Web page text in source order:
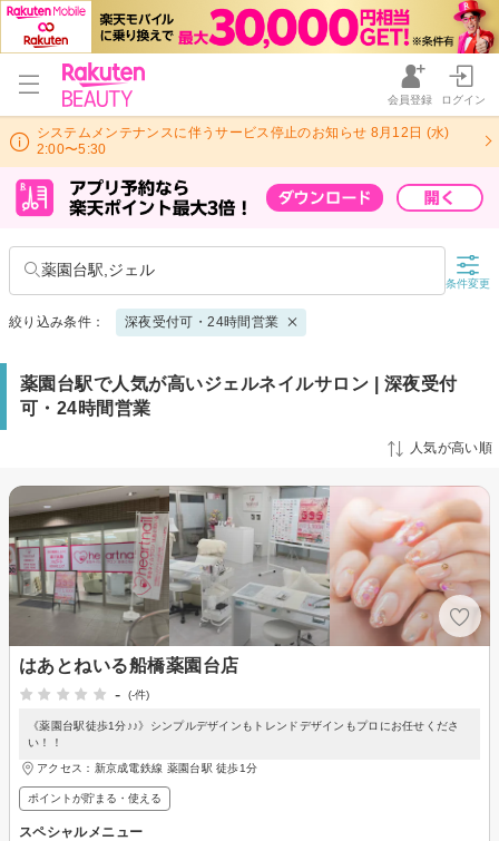
会員登録 ログイン
システムメンテナンスに伴うサービス停止のお知らせ 8月12日 (水)
2:00〜5:30
薬園台駅,ジェル
条件変更
絞り込み条件： 深夜受付可・24時間営業
薬園台駅で人気が高いジェルネイルサロン | 深夜受付
可・24時間営業
人気が高い順
はあとねいる船橋薬園台店
-
(-件)
《薬園台駅徒歩1分♪♪》シンプルデザインもトレンドデザインもプロにお任せくださ
い！！
アクセス：新京成電鉄線 薬園台駅 徒歩1分
ポイントが貯まる・使える
スペシャルメニュー